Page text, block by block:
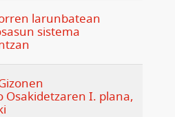
larunbatean
sistema
I. plana,